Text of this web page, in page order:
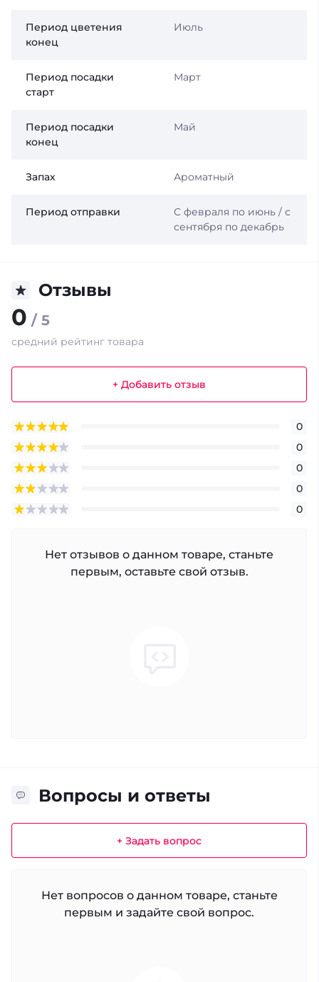
Период цветения
конец
Июль
Период посадки
старт
Март
Период посадки
конец
Май
Запах Ароматный
Период отправки
С февраля по июнь / с
сентября по декабрь
Отзывы
0 / 5
средний рейтинг товара
+ Добавить отзыв
0
0
0
0
0
Нет отзывов о данном товаре, станьте
первым, оставьте свой отзыв.
Вопросы и ответы
+ Задать вопрос
Нет вопросов о данном товаре, станьте
первым и задайте свой вопрос.